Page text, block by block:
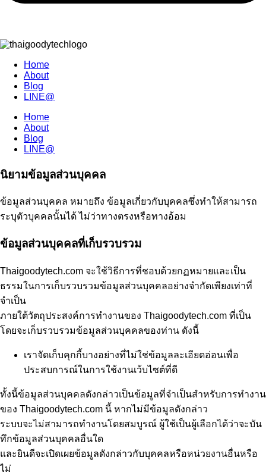
Home
About
Blog
LINE@
Home
About
Blog
LINE@
นิยามข้อมูลส่วนบุคคล
ข้อมูลส่วนบุคคล หมายถึง ข้อมูลเกี่ยวกับบุคคลซึ่งทำให้สามารถ
ระบุตัวบุคคลนั้นได้ ไม่ว่าทางตรงหรือทางอ้อม
ข้อมูลส่วนบุคคลที่เก็บรวบรวม
Thaigoodytech.com จะใช้วิธีการที่ชอบด้วยกฏหมายและเป็น
ธรรมในการเก็บรวบรวมข้อมูลส่วนบุคคลอย่างจำกัดเพียงเท่าที่
จำเป็น
ภายใต้วัตถุประสงค์การทำงานของ Thaigoodytech.com ที่เป็น
โดยจะเก็บรวบรวมข้อมูลส่วนบุคคลของท่าน ดังนี้
เราจัดเก็บคุกกี้บางอย่างที่ไม่ใช่ข้อมูลละเอียดอ่อนเพื่อ
ประสบการณ์ในการใช้งานเว้บไซต์ที่ดี
ทั้งนี้ข้อมูลส่วนบุคคลดังกล่าวเป็นข้อมูลที่จำเป็นสำหรับการทำงาน
ของ Thaigoodytech.com นี้ หากไม่มีข้อมูลดังกล่าว
ระบบจะไม่สามารถทำงานโดยสมบูรณ์ ผู้ใช้เป็นผู้เลือกได้ว่าจะบัน
ทึกข้อมูลส่วนบุคคลอื่นใด
และยินดีจะเปิดเผยข้อมูลดังกล่าวกับบุคคลหรือหน่วยงานอื่นหรือ
ไม่